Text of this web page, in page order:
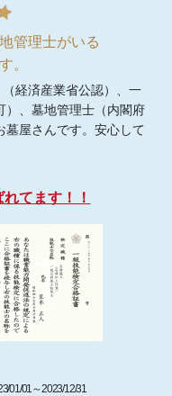
管理士がいる
。
経済産業省公認）、一
）、墓地管理士（内閣府
墓屋さんです。安心して
てます！！
01/01～2023/12/31